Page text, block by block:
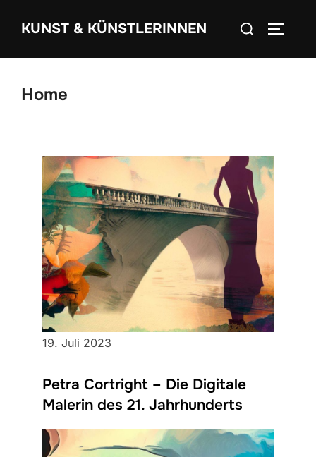
InhaltKUNST & KÜNSTLERINNEN
Suchen
Home
19. Juli 2023
Petra Cortright – Die Digitale
Malerin des 21. Jahrhunderts